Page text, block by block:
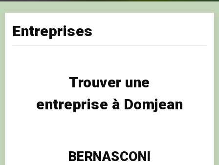
Entreprises
Trouver une
entreprise à Domjean
BERNASCONI